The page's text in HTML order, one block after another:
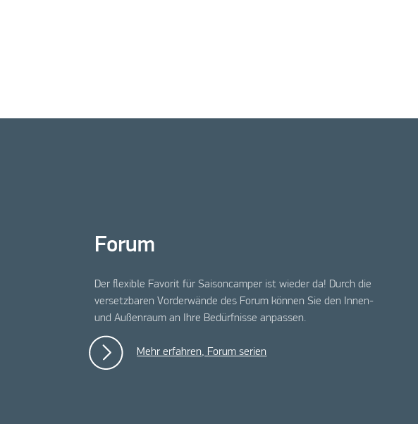
Forum
Der flexible Favorit für Saisoncamper ist wieder da! Durch die
versetzbaren Vorderwände des Forum können Sie den Innen-
und Außenraum an Ihre Bedürfnisse anpassen.
Mehr erfahren, Forum serien